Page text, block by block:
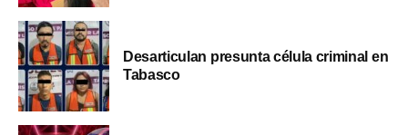
Desarticulan presunta célula criminal en
Tabasco